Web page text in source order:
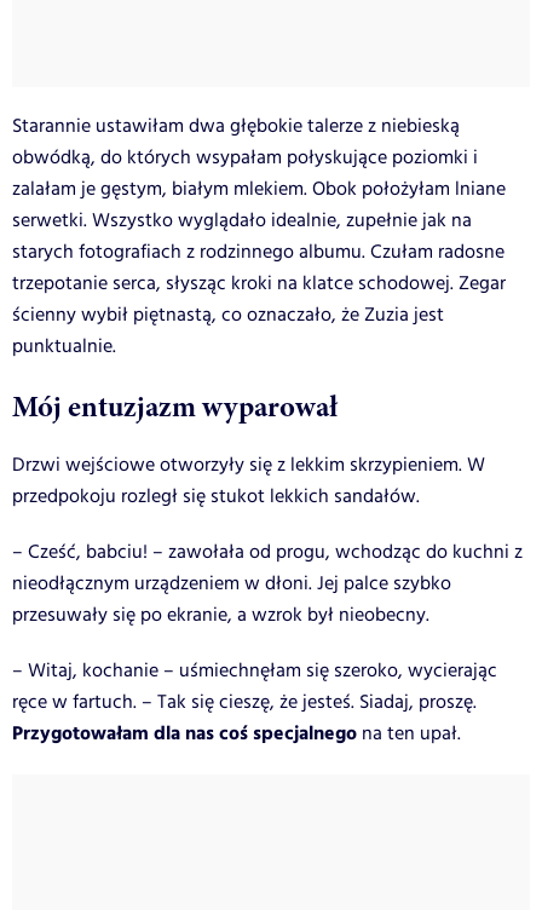
Starannie ustawiłam dwa głębokie talerze z niebieską
obwódką, do których wsypałam połyskujące poziomki i
zalałam je gęstym, białym mlekiem. Obok położyłam lniane
serwetki. Wszystko wyglądało idealnie, zupełnie jak na
starych fotografiach z rodzinnego albumu. Czułam radosne
trzepotanie serca, słysząc kroki na klatce schodowej. Zegar
ścienny wybił piętnastą, co oznaczało, że Zuzia jest
punktualnie.
Mój entuzjazm wyparował
Drzwi wejściowe otworzyły się z lekkim skrzypieniem. W
przedpokoju rozległ się stukot lekkich sandałów.
– Cześć, babciu! – zawołała od progu, wchodząc do kuchni z
nieodłącznym urządzeniem w dłoni. Jej palce szybko
przesuwały się po ekranie, a wzrok był nieobecny.
– Witaj, kochanie – uśmiechnęłam się szeroko, wycierając
ręce w fartuch. – Tak się cieszę, że jesteś. Siadaj, proszę.
Przygotowałam dla nas coś specjalnego na ten upał.